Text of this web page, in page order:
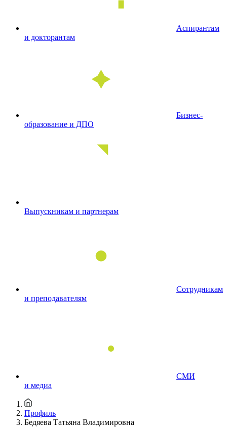
Аспирантам
и докторантам
Бизнес-
образование и ДПО
Выпускникам и партнерам
Сотрудникам
и преподавателям
СМИ
и медиа
Профиль
Бедяева Татьяна Владимировна